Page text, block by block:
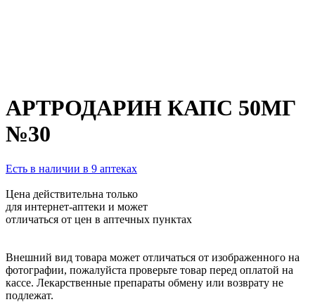
АРТРОДАРИН КАПС 50МГ
№30
Есть в наличии в 9 аптеках
Цена действительна только
для интернет-аптеки и может
отличаться от цен в аптечных пунктах
Внешний вид товара может отличаться от изображенного на
фотографии, пожалуйста проверьте товар перед оплатой на
кассе. Лекарственные препараты обмену или возврату не
подлежат.